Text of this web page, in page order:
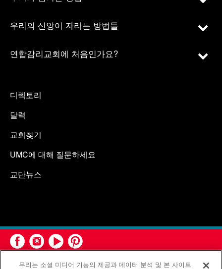
우리의 신앙이 자라는 방법들
연합감리교회에 처음인가요?
디렉토리
달력
교회찾기
UMC에 대해 질문하세요
교단뉴스
우리는 소셜 미디어 기능의 제공과 데이터 분석 및 본 사이트